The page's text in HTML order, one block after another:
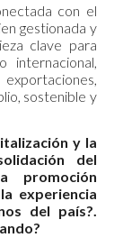
con el
gestionada y
clave para
internacional,
sostenible y
y la
del
promoción
experiencia
del país?.